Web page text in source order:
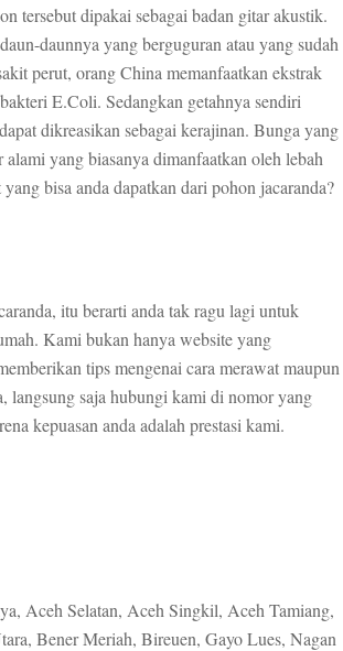
tersebut dipakai sebagai badan gitar akustik.
daunnya yang berguguran atau yang sudah
perut, orang China memanfaatkan ekstrak
E.Coli. Sedangkan getahnya sendiri
dikreasikan sebagai kerajinan. Bunga yang
yang biasanya dimanfaatkan oleh lebah
bisa anda dapatkan dari pohon jacaranda?
itu berarti anda tak ragu lagi untuk
Kami bukan hanya website yang
tips mengenai cara merawat maupun
langsung saja hubungi kami di nomor yang
kepuasan anda adalah prestasi kami.
Aceh Selatan, Aceh Singkil, Aceh Tamiang,
Bener Meriah, Bireuen, Gayo Lues, Nagan